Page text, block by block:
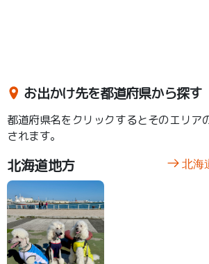
お出かけ先を都道府県から探す
都道府県名をクリックするとそのエリア
されます。
北海道地方 北海